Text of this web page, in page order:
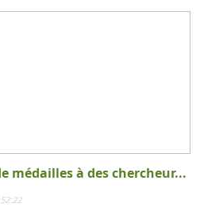
médailles à des chercheur...